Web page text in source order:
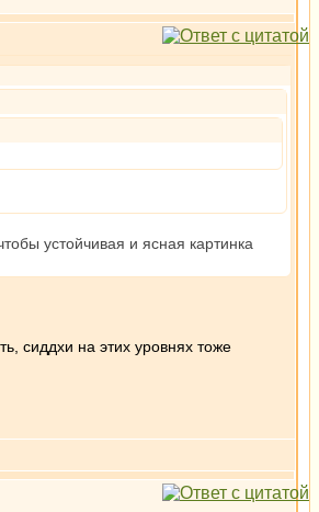
устойчивая и ясная картинка
сиддхи на этих уровнях тоже